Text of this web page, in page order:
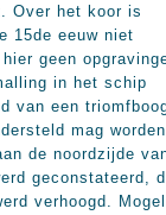
Over het koor is
15de eeuw niet
geen
in het schip
van een
mag
de noordzijde
geconstateerd,
verhoogd.